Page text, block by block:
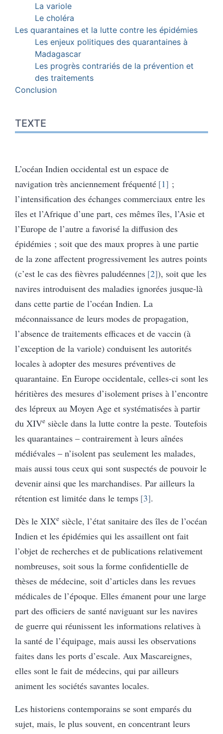
La variole
Le choléra
Les quarantaines et la lutte contre les épidémies
Les enjeux politiques des quarantaines à
Madagascar
Les progrès contrariés de la prévention et
des traitements
Conclusion
TEXTE
L’océan Indien occidental est un espace de
navigation très anciennement fréquenté 1
;
l’intensification des échanges commerciaux entre les
îles et l’Afrique d’une part, ces mêmes îles, l’Asie et
l’Europe de l’autre a favorisé la diffusion des
épidémies ; soit que des maux propres à une partie
de la zone affectent progressivement les autres points
(c’est le cas des fièvres paludéennes 2 ), soit que les
navires introduisent des maladies ignorées jusque-là
dans cette partie de l’océan Indien. La
méconnaissance de leurs modes de propagation,
l’absence de traitements efficaces et de vaccin (à
l’exception de la variole) conduisent les autorités
locales à adopter des mesures préventives de
quarantaine. En Europe occidentale, celles-ci sont les
héritières des mesures d’isolement prises à l’encontre
des lépreux au Moyen Age et systématisées à partir
du XIVe siècle dans la lutte contre la peste. Toutefois
les quarantaines – contrairement à leurs aînées
médiévales – n’isolent pas seulement les malades,
mais aussi tous ceux qui sont suspectés de pouvoir le
devenir ainsi que les marchandises. Par ailleurs la
rétention est limitée dans le temps 3 .
Dès le XIXe siècle, l’état sanitaire des îles de l’océan
Indien et les épidémies qui les assaillent ont fait
l’objet de recherches et de publications relativement
nombreuses, soit sous la forme confidentielle de
thèses de médecine, soit d’articles dans les revues
médicales de l’époque. Elles émanent pour une large
part des officiers de santé naviguant sur les navires
de guerre qui réunissent les informations relatives à
la santé de l’équipage, mais aussi les observations
faites dans les ports d’escale. Aux Mascareignes,
elles sont le fait de médecins, qui par ailleurs
animent les sociétés savantes locales.
Les historiens contemporains se sont emparés du
sujet, mais, le plus souvent, en concentrant leurs